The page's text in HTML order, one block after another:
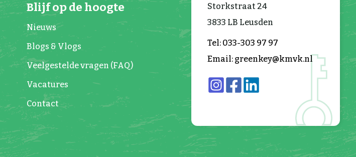
Blijf op de hoogte
Nieuws
Blogs & Vlogs
Veelgestelde vragen (FAQ)
Vacatures
Contact
Storkstraat 24
3833 LB Leusden
Tel: 033-303 97 97
Email: greenkey@kmvk.nl